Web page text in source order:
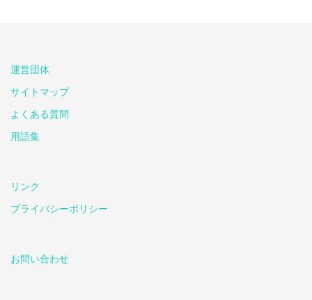
運営団体
サイトマップ
よくある質問
用語集
リンク
プライバシーポリシー
お問い合わせ